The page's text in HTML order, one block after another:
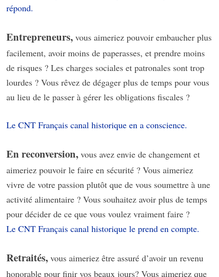
répond.
Entrepreneurs, vous aimeriez pouvoir embaucher plus
facilement, avoir moins de paperasses, et prendre moins
de risques ? Les charges sociales et patronales sont trop
lourdes ? Vous rêvez de dégager plus de temps pour vous
au lieu de le passer à gérer les obligations fiscales ?
Le CNT Français canal historique en a conscience.
En reconversion, vous avez envie de changement et
aimeriez pouvoir le faire en sécurité ? Vous aimeriez
vivre de votre passion plutôt que de vous soumettre à une
activité alimentaire ? Vous souhaitez avoir plus de temps
pour décider de ce que vous voulez vraiment faire ?
Le CNT Français canal historique le prend en compte.
Retraités, vous aimeriez être assuré d’avoir un revenu
honorable pour finir vos beaux jours? Vous aimeriez que